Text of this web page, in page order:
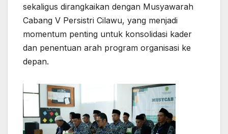
sekaligus dirangkaikan dengan Musyawarah
Cabang V Persistri Cilawu, yang menjadi
momentum penting untuk konsolidasi kader
dan penentuan arah program organisasi ke
depan.